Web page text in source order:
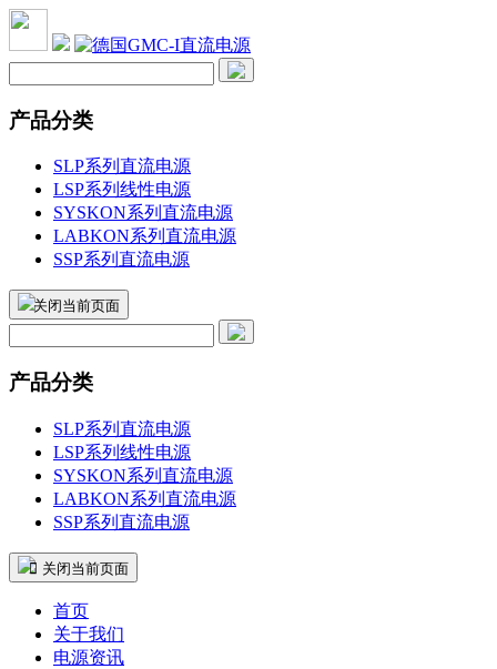
产品分类
SLP系列直流电源
LSP系列线性电源
SYSKON系列直流电源
LABKON系列直流电源
SSP系列直流电源
关闭当前页面
产品分类
SLP系列直流电源
LSP系列线性电源
SYSKON系列直流电源
LABKON系列直流电源
SSP系列直流电源
 关闭当前页面
首页
关于我们
电源资讯